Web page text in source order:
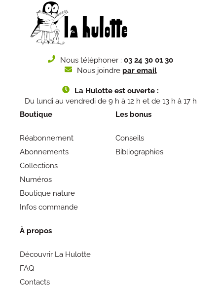
Nous téléphoner : 03 24 30 01 30
Nous joindre par email
La Hulotte est ouverte :
Du lundi au vendredi de 9 h à 12 h et de 13 h à 17 h
Boutique
Réabonnement
Abonnements
Collections
Numéros
Boutique nature
Infos commande
Les bonus
Conseils
Bibliographies
À propos
Découvrir La Hulotte
FAQ
Contacts